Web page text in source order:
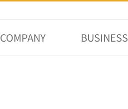
COMPANY BUSINESS